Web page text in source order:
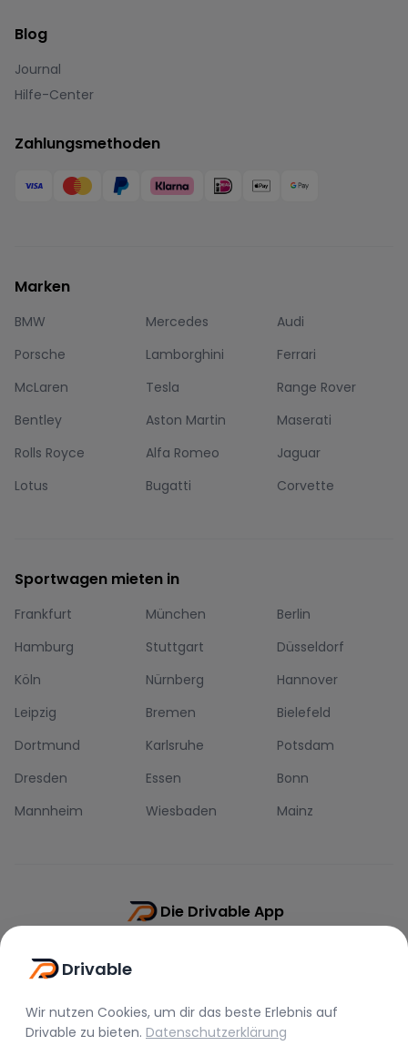
Blog
Journal
Hilfe-Center
Zahlungsmethoden
Marken
BMW Mercedes
Audi
Porsche
Lamborghini
Ferrari
McLaren
Tesla
Range Rover
Bentley
Aston Martin
Maserati
Rolls Royce
Alfa Romeo
Jaguar
Lotus
Bugatti Corvette
Sportwagen mieten in
Frankfurt München
Berlin
Hamburg
Stuttgart
Düsseldorf
Köln
Nürnberg
Hannover
Leipzig
Bremen
Bielefeld
Dortmund
Karlsruhe
Potsdam
Dresden
Essen
Bonn
Mannheim
Wiesbaden Mainz
Die Drivable App
Drivable
Wir nutzen Cookies, um dir das beste Erlebnis auf
Drivable zu bieten. Datenschutzerklärung